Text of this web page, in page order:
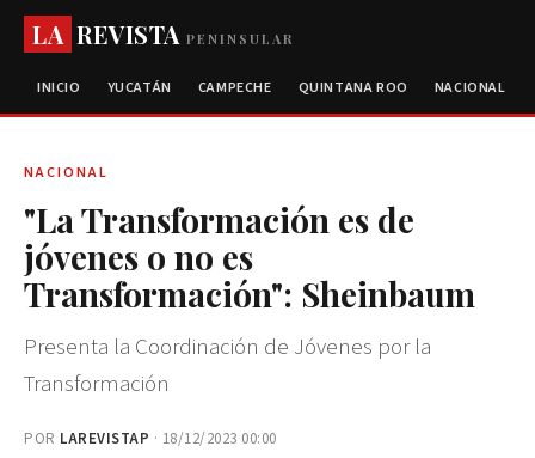
LA REVISTAPENINSULAR
INICIO YUCATÁN CAMPECHE QUINTANA ROO NACIONAL
NACIONAL
"La Transformación es de
jóvenes o no es
Transformación": Sheinbaum
Presenta la Coordinación de Jóvenes por la
Transformación
POR LAREVISTAP · 18/12/2023 00:00